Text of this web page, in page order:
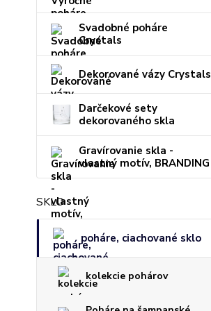
Svadobné poháre
Crystals
Dekorované vázy Crystals
Darčekové sety
dekorovaného skla
Gravírovanie skla -
vlastný motív, BRANDING
SKLO
poháre, ciachované sklo
kolekcie pohárov